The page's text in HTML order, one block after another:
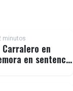
minutos
en
en sentencia